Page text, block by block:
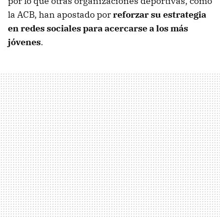
la ACB, han apostado porreforzar su estrategia
en redes sociales para acercarse a los más
jóvenes.